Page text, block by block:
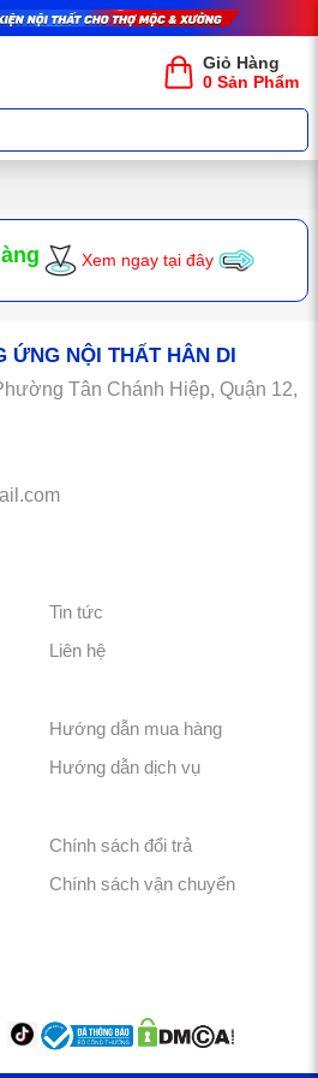
Giỏ Hàng
0 Sản Phẩm
Xem ngay tại đây
ỨNG NỘI THẤT HÂN DI
Tân Chánh Hiệp, Quận 12,
Tin tức
Liên hệ
Hướng dẫn mua hàng
Hướng dẫn dịch vụ
Chính sách đổi trả
Chính sách vận chuyển